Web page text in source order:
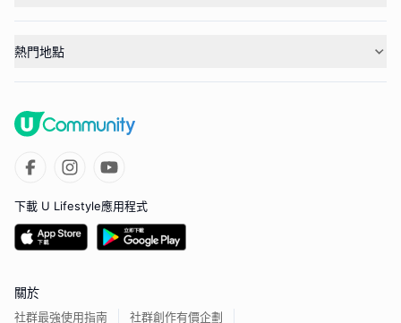
熱門地點
下載 U Lifestyle應用程式
關於
社群最強使用指南 社群創作有價企劃